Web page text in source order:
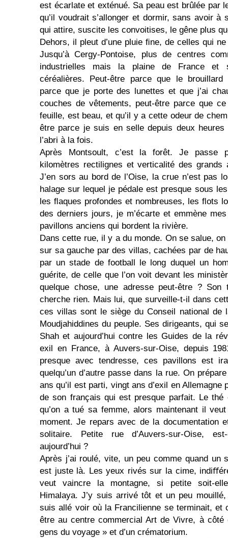
est écarlate et exténué. Sa peau est brûlée par
qu’il voudrait s’allonger et dormir, sans avoir à
qui attire, suscite les convoitises, le gêne plus
Dehors, il pleut d’une pluie ﬁne, de celles qui
Jusqu’à Cergy-Pontoise, plus de centres
industrielles mais la plaine de France et
céréalières. Peut-être parce que le brouillard
parce que je porte des lunettes et que j’ai
couches de vêtements, peut-être parce que
feuille, est beau, et qu’il y a cette odeur de
être parce je suis en selle depuis deux
l’abri à la fois.
Après Montsoult, c’est la forêt. Je passe
kilomètres rectilignes et verticalité des grands
J’en sors au bord de l’Oise, la crue n’est pas
halage sur lequel je pédale est presque sous
les ﬂaques profondes et nombreuses, les ﬂots
des derniers jours, je m’écarte et emmène
pavillons anciens qui bordent la rivière.
Dans cette rue, il y a du monde. On se salue,
sur sa gauche par des villas, cachées par de
par un stade de football le long duquel un
guérite, de celle que l’on voit devant les
quelque chose, une adresse peut-être ?
cherche rien. Mais lui, que surveille-t-il dans
ces villas sont le siège du Conseil national de
Moudjahiddines du peuple. Ses dirigeants, qui
Shah et aujourd’hui contre les Guides de la
exil en France, à Auvers-sur-Oise, depuis
presque avec tendresse, ces pavillons est
quelqu’un d’autre passe dans la rue. On
ans qu’il est parti, vingt ans d’exil en Allemagne
de son français qui est presque parfait. Le
qu’on a tué sa femme, alors maintenant il
moment. Je repars avec de la documentation
solitaire. Petite rue d’Auvers-sur-Oise,
aujourd’hui ?
Après j’ai roulé, vite, un peu comme quand un
est juste là. Les yeux rivés sur la cime,
veut vaincre la montagne, si petite soit-
Himalaya. J’y suis arrivé tôt et un peu
suis allé voir où la Francilienne se terminait, et
être au centre commercial Art de Vivre, à côté
gens du voyage » et d’un crématorium.